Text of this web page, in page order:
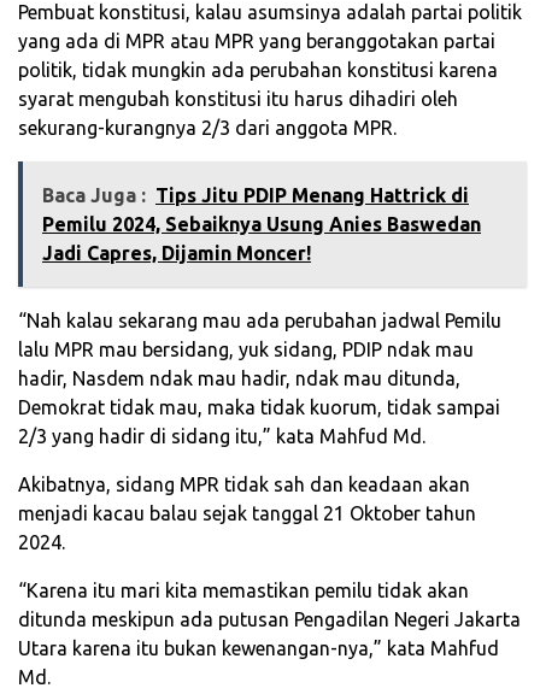
Pembuat konstitusi, kalau asumsinya adalah partai politik
yang ada di MPR atau MPR yang beranggotakan partai
politik, tidak mungkin ada perubahan konstitusi karena
syarat mengubah konstitusi itu harus dihadiri oleh
sekurang-kurangnya 2/3 dari anggota MPR.
Baca Juga : Tips Jitu PDIP Menang Hattrick di
Pemilu 2024, Sebaiknya Usung Anies Baswedan
Jadi Capres, Dijamin Moncer!
“Nah kalau sekarang mau ada perubahan jadwal Pemilu
lalu MPR mau bersidang, yuk sidang, PDIP ndak mau
hadir, Nasdem ndak mau hadir, ndak mau ditunda,
Demokrat tidak mau, maka tidak kuorum, tidak sampai
2/3 yang hadir di sidang itu,” kata Mahfud Md.
Akibatnya, sidang MPR tidak sah dan keadaan akan
menjadi kacau balau sejak tanggal 21 Oktober tahun
2024.
“Karena itu mari kita memastikan pemilu tidak akan
ditunda meskipun ada putusan Pengadilan Negeri Jakarta
Utara karena itu bukan kewenangan-nya,” kata Mahfud
Md.